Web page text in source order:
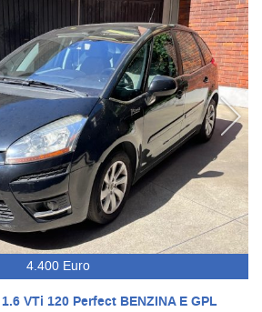
4.400 Euro
VTi 120 Perfect BENZINA E GPL